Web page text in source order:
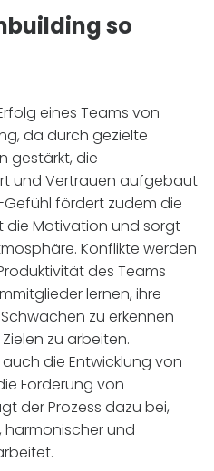
so
eines Teams von
da durch gezielte
gestärkt, die
und Vertrauen aufgebaut
Gefühl fördert zudem die
die Motivation und sorgt
Konflikte werden
des Teams
lernen, ihre
zu erkennen
zu arbeiten.
die Entwicklung von
Förderung von
der Prozess dazu bei,
harmonischer und